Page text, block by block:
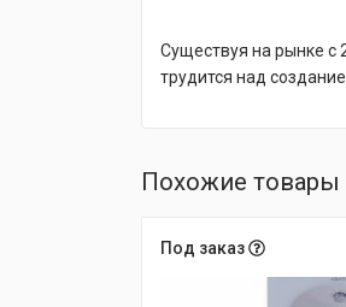
Существуя на рынке с
трудится над
Похожие товары
Под заказ